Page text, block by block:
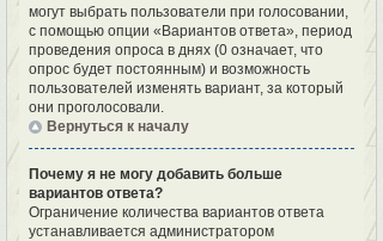
могут выбрать пользователи при голосовании,
с помощью опции «Вариантов ответа», период
проведения опроса в днях (0 означает, что
опрос будет постоянным) и возможность
пользователей изменять вариант, за который
они проголосовали.
Вернуться к началу
Почему я не могу добавить больше
вариантов ответа?
Ограничение количества вариантов ответа
устанавливается администратором